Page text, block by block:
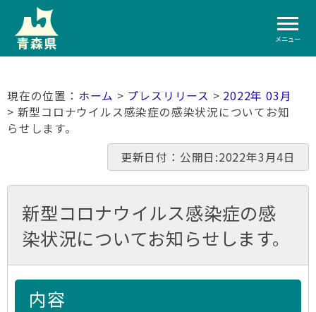
メニュー
ホーム > プレスリリース > 2022年 03月
> 新型コロナウイルス感染症の感染状況についてお知
らせします。
更新日付：公開日:2022年3月4日
新型コロナウイルス感染症の感
染状況についてお知らせします。
内容